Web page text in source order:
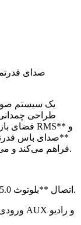
طراحی
**صدای باس
فراهم می‌کند و می‌تواند به راحتی فضای شما را با موسیقی پر کند.
* اتصال **بلوتوث 5.0** برای ارتباط پایدار و سریع با گوشی و تبلت.